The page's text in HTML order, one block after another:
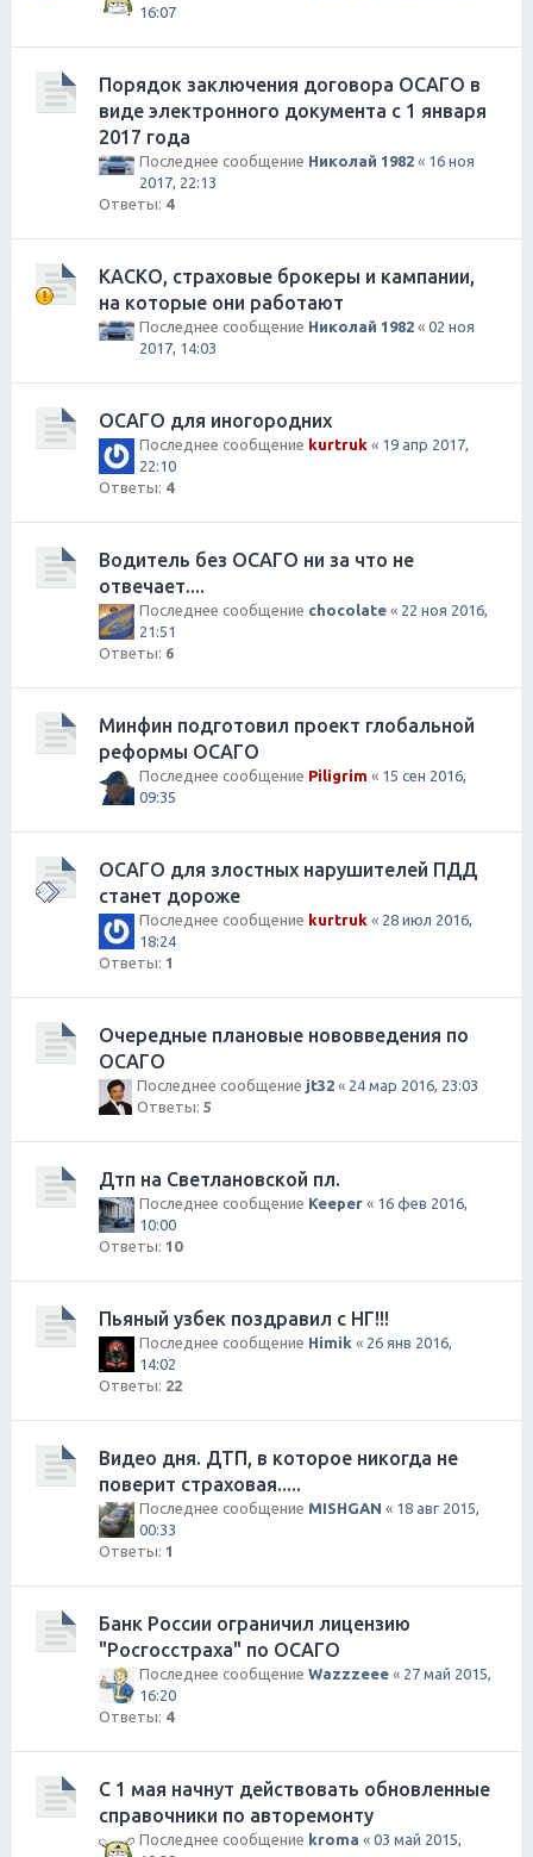
16:07
Порядок заключения договора ОСАГО в
виде электронного документа с 1 января
2017 года
Последнее сообщение Николай 1982 « 16 ноя
2017, 22:13
Ответы: 4
КАСКО, страховые брокеры и кампании,
на которые они работают
Последнее сообщение Николай 1982 « 02 ноя
2017, 14:03
ОСАГО для иногородних
Последнее сообщение kurtruk « 19 апр 2017,
22:10
Ответы: 4
Водитель без ОСАГО ни за что не
отвечает....
Последнее сообщение chocolate « 22 ноя 2016,
21:51
Ответы: 6
Минфин подготовил проект глобальной
реформы ОСАГО
Последнее сообщение Piligrim « 15 сен 2016,
09:35
ОСАГО для злостных нарушителей ПДД
станет дороже
Последнее сообщение kurtruk « 28 июл 2016,
18:24
Ответы: 1
Очередные плановые нововведения по
ОСАГО
Последнее сообщение jt32 « 24 мар 2016, 23:03
Ответы: 5
Дтп на Светлановской пл.
Последнее сообщение Keeper « 16 фев 2016,
10:00
Ответы: 10
Пьяный узбек поздравил с НГ!!!
Последнее сообщение Himik « 26 янв 2016,
14:02
Ответы: 22
Видео дня. ДТП, в которое никогда не
поверит страховая.....
Последнее сообщение MISHGAN « 18 авг 2015,
00:33
Ответы: 1
Банк России ограничил лицензию
"Росгосстраха" по ОСАГО
Последнее сообщение Wazzzeee « 27 май 2015,
16:20
Ответы: 4
С 1 мая начнут действовать обновленные
справочники по авторемонту
Последнее сообщение kroma « 03 май 2015,